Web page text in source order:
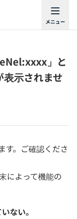
」と
表示されませ
す。ご確認くださ
によって機能の
ない。